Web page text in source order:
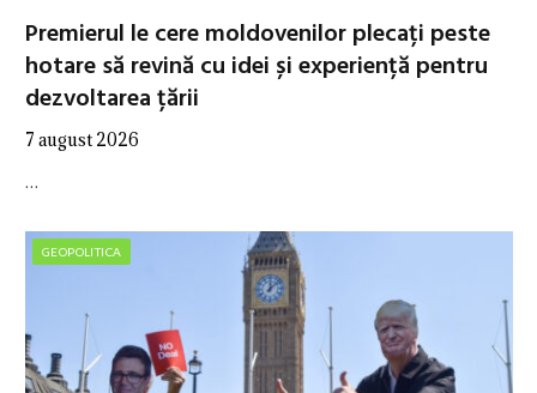
Premierul le cere moldovenilor plecați peste
hotare să revină cu idei și experiență pentru
dezvoltarea țării
7 august 2026
…
GEOPOLITICA